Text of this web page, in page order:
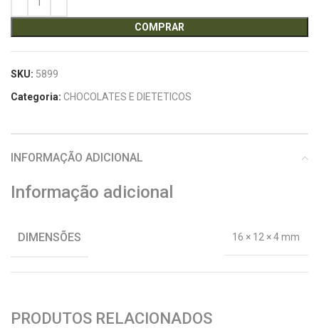
COMPRAR
SKU: 5899
Categoria: CHOCOLATES E DIETETICOS
INFORMAÇÃO ADICIONAL
Informação adicional
DIMENSÕES 16 × 12 × 4 mm
PRODUTOS RELACIONADOS